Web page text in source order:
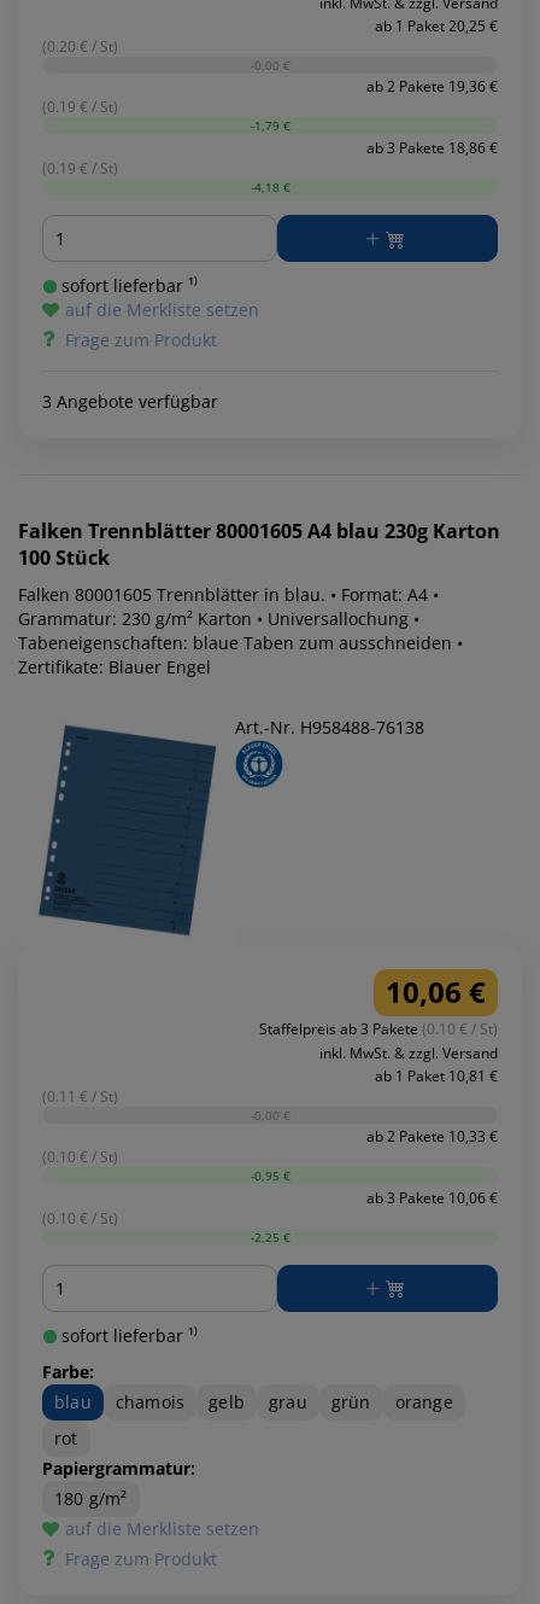
ab 1 Paket 20,25 €
(0.20 € / St)
-0,00 €
ab 2 Pakete 19,36 €
(0.19 € / St)
-1,79 €
ab 3 Pakete 18,86 €
(0.19 € / St)
-4,18 €
Menge
sofort lieferbar ¹⁾
auf die Merkliste setzen
Frage zum Produkt
3 Angebote verfügbar
Falken Trennblätter 80001605 A4 blau 230g Karton
100 Stück
Falken 80001605 Trennblätter in blau. • Format: A4 •
Grammatur: 230 g/m² Karton • Universallochung •
Tabeneigenschaften: blaue Taben zum ausschneiden •
Zertifikate: Blauer Engel
Art.-Nr. H958488-76138
10,06 €
Staffelpreis ab 3 Pakete (0.10 € / St)
inkl. MwSt. & zzgl. Versand
ab 1 Paket 10,81 €
(0.11 € / St)
-0,00 €
ab 2 Pakete 10,33 €
(0.10 € / St)
-0,95 €
ab 3 Pakete 10,06 €
(0.10 € / St)
-2,25 €
Menge
sofort lieferbar ¹⁾
Farbe:
blau
chamois gelb grau grün
orange
rot
Papiergrammatur:
180 g/m²
auf die Merkliste setzen
Frage zum Produkt